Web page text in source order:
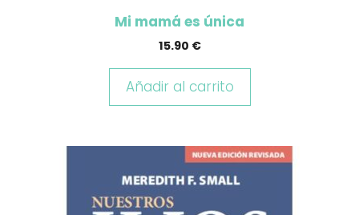
Mi mamá es única
15.90 €
Añadir al carrito